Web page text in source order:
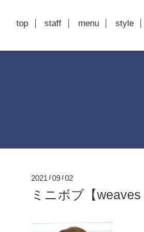
top staff menu style
2021 /09 /02
ミニボブ【weaves